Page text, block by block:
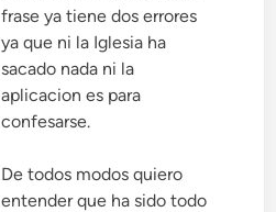
frase ya tiene dos errores
ya que ni la Iglesia ha
sacado nada ni la
aplicacion es para
confesarse.
De todos modos quiero
entender que ha sido todo